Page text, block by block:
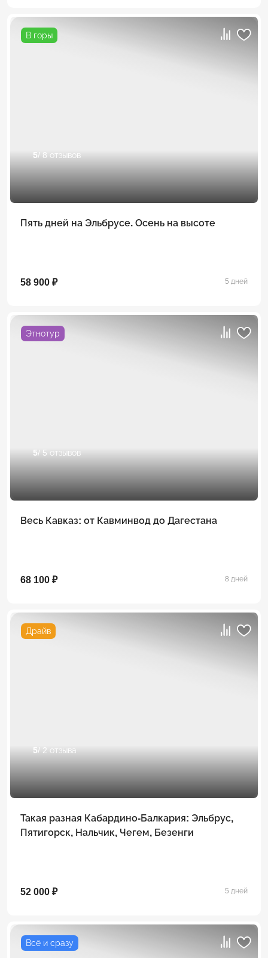
В горы
5/ 8 отзывов
Пять дней на Эльбрусе. Осень на высоте
58 900 ₽ 5 дней
Этнотур
5/ 5 отзывов
Весь Кавказ: от Кавминвод до Дагестана
68 100 ₽ 8 дней
Драйв
5/ 2 отзыва
Такая разная Кабардино-Балкария: Эльбрус,
Пятигорск, Нальчик, Чегем, Безенги
52 000 ₽ 5 дней
Всё и сразу